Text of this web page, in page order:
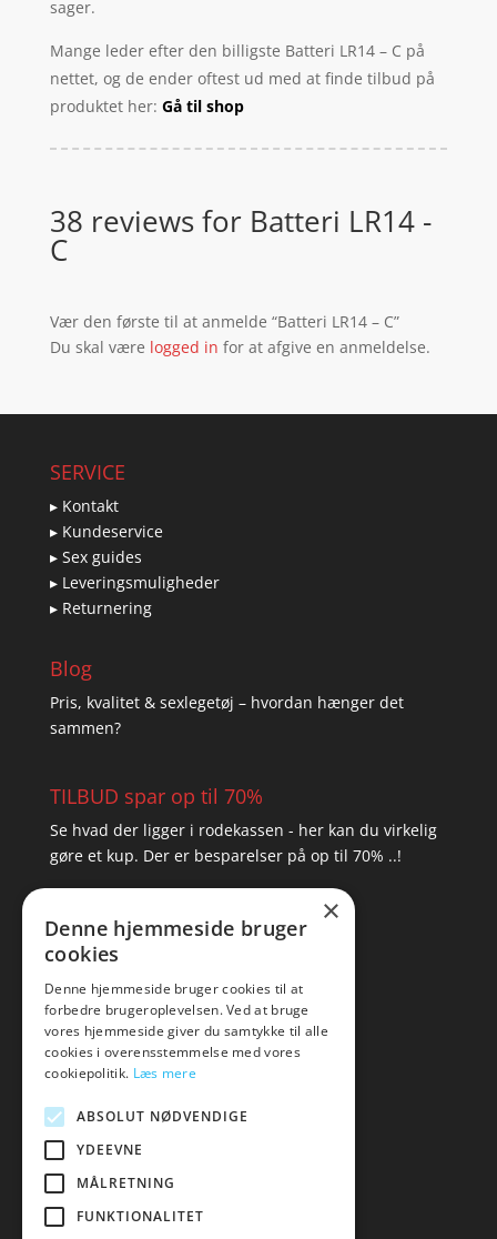
sager.
Mange leder efter den billigste Batteri LR14 – C på
nettet, og de ender oftest ud med at finde tilbud på
produktet her: Gå til shop
38 reviews for Batteri LR14 -
C
Vær den første til at anmelde “Batteri LR14 – C”
Du skal være logged in for at afgive en anmeldelse.
SERVICE
▸ Kontakt
▸ Kundeservice
▸ Sex guides
▸ Leveringsmuligheder
▸ Returnering
Blog
Pris, kvalitet & sexlegetøj – hvordan hænger det
sammen?
TILBUD spar op til 70%
Se hvad der ligger i rodekassen - her kan du virkelig
gøre et kup. Der er besparelser på op til 70% ..!
Tlf: 7876 8672
Mail: hej@amare.dk
×
Denne hjemmeside bruger
cookies
Denne hjemmeside bruger cookies til at
forbedre brugeroplevelsen. Ved at bruge
vores hjemmeside giver du samtykke til alle
cookies i overensstemmelse med vores
cookiepolitik. Læs mere
ABSOLUT NØDVENDIGE
YDEEVNE
MÅLRETNING
FUNKTIONALITET